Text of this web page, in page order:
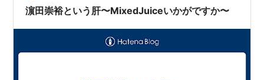
っ…
濵田崇裕という肝〜MixedJuiceいかがですか〜